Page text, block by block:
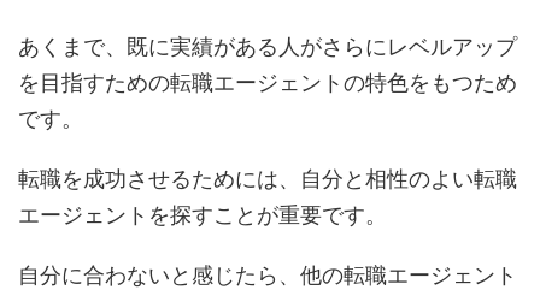
あくまで、既に実績がある人がさらにレベルアップ
を目指すための転職エージェントの特色をもつため
です。
転職を成功させるためには、自分と相性のよい転職
エージェントを探すことが重要です。
自分に合わないと感じたら、他の転職エージェント